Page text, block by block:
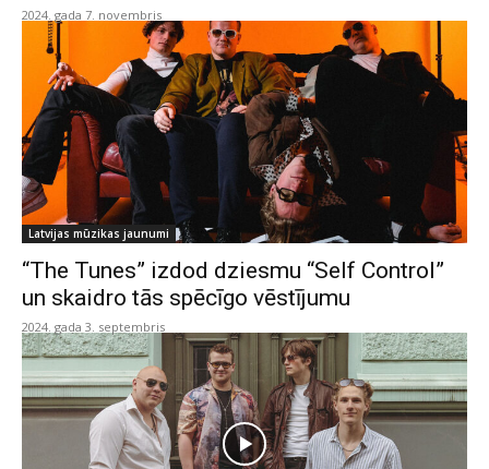
2024. gada 7. novembris
Latvijas mūzikas jaunumi
“The Tunes” izdod dziesmu “Self Control”
un skaidro tās spēcīgo vēstījumu
2024. gada 3. septembris